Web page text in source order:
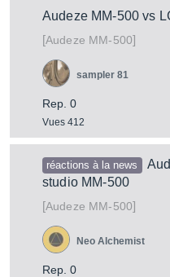
Audeze MM-500 vs
[Audeze MM-500]
Rep. 0
Vues 412
sampler 81
réactions à la news
studio MM-500
[Audeze MM-500]
Rep. 0
Neo Alchemist